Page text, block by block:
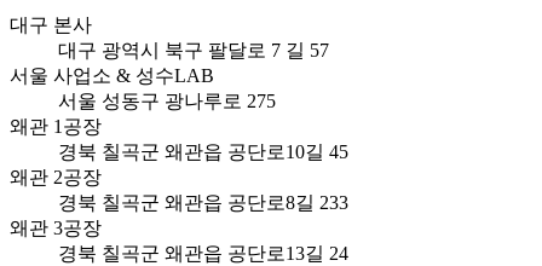
대구 본사
대구 광역시 북구 팔달로 7 길 57
서울 사업소 & 성수LAB
서울 성동구 광나루로 275
왜관 1공장
경북 칠곡군 왜관읍 공단로10길 45
왜관 2공장
경북 칠곡군 왜관읍 공단로8길 233
왜관 3공장
경북 칠곡군 왜관읍 공단로13길 24